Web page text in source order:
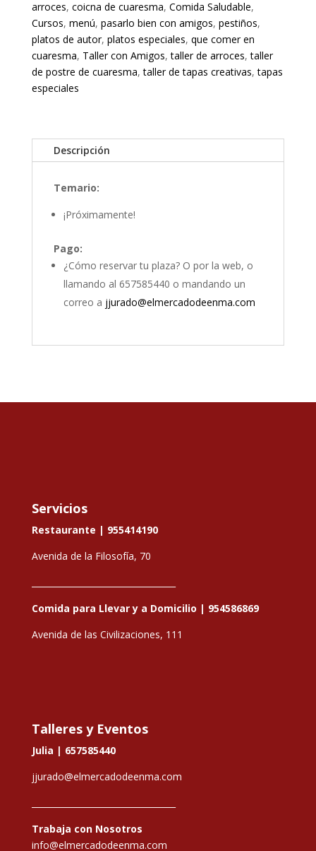
cantidad
arroces, coicna de cuaresma, Comida Saludable,
Cursos, menú, pasarlo bien con amigos, pestiños,
platos de autor, platos especiales, que comer en
cuaresma, Taller con Amigos,taller de arroces,taller
de postre de cuaresma,taller de tapas creativas,tapas
especiales
Descripción
Temario:
¡Próximamente!
Pago:
¿Cómo reservar tu plaza? O por la web, o
llamando al 657585440 o mandando un
correo a jjurado@elmercadodeenma.com
Servicios
Restaurante | 955414190
Avenida de la Filosofía, 70
Comida para Llevar y a Domicilio | 954586869
Avenida de las Civilizaciones, 111
Talleres y Eventos
Julia | 657585440
jjurado@elmercadodeenma.com
Trabaja con Nosotros
info@elmercadodeenma.com